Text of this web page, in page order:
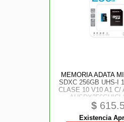
MEMORIA ADATA
SDXC 256GB UHS-I
CLASE 10 V10 A1 C/
$
Existencia